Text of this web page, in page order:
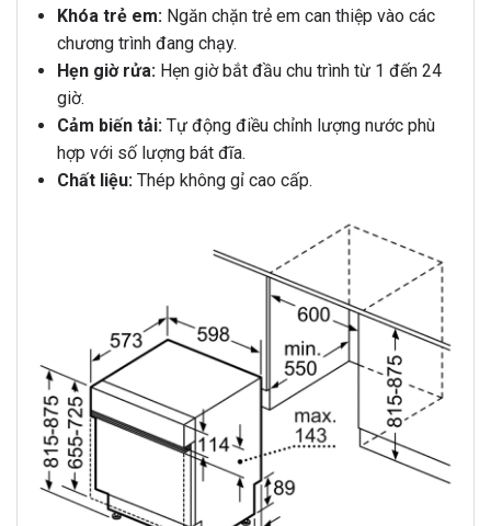
Khóa trẻ em:Ngăn chặn trẻ em can thiệp vào các
chương trình đang chạy.
Hẹn giờ rửa:Hẹn giờ bắt đầu chu trình từ 1 đến 24
giờ.
Cảm biến tải:Tự động điều chỉnh lượng nước phù
hợp với số lượng bát đĩa.
Chất liệu:Thép không gỉ cao cấp.